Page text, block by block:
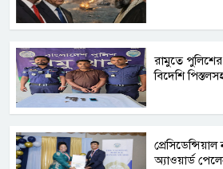
রামুতে
বিদেশি
অ্যাওয়ার্ড